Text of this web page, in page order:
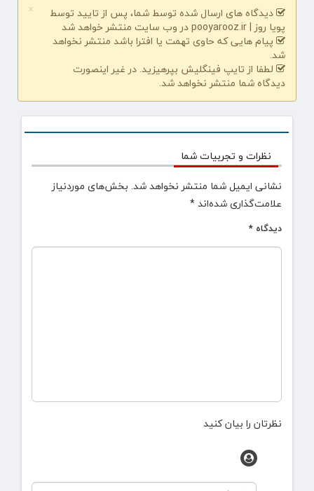
×
دیدگاه های ارسال شده توسط شما، پس از تایید توسط
پویا روز | pooyarooz.ir در وب سایت منتشر خواهد شد
پیام هایی که حاوی تهمت یا افترا باشد منتشر نخواهد
شد.
لطفا از تایپ فینگلیش بپرهیزید. در غیر اینصورت
دیدگاه شما منتشر نخواهد شد.
نظرات و تجربیات شما
نشانی ایمیل شما منتشر نخواهد شد. بخش‌های موردنیاز
علامت‌گذاری شده‌اند*
دیدگاه *
نظرتان را بیان کنید